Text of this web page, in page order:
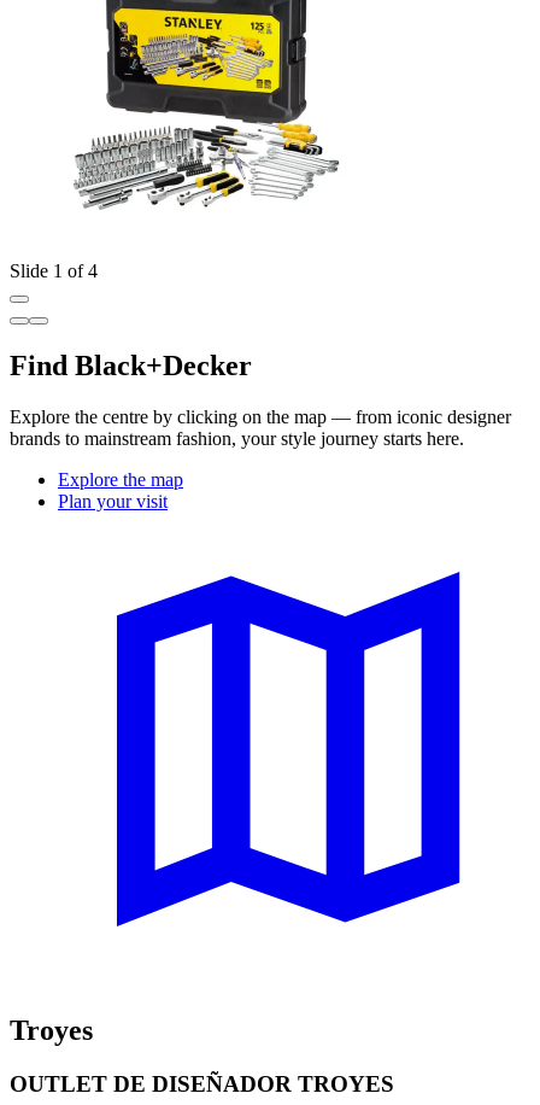
Slide 1 of 4
Find Black+Decker
Explore the centre by clicking on the map — from iconic designer
brands to mainstream fashion, your style journey starts here.
Explore the map
Plan your visit
Troyes
OUTLET DE DISEÑADOR TROYES